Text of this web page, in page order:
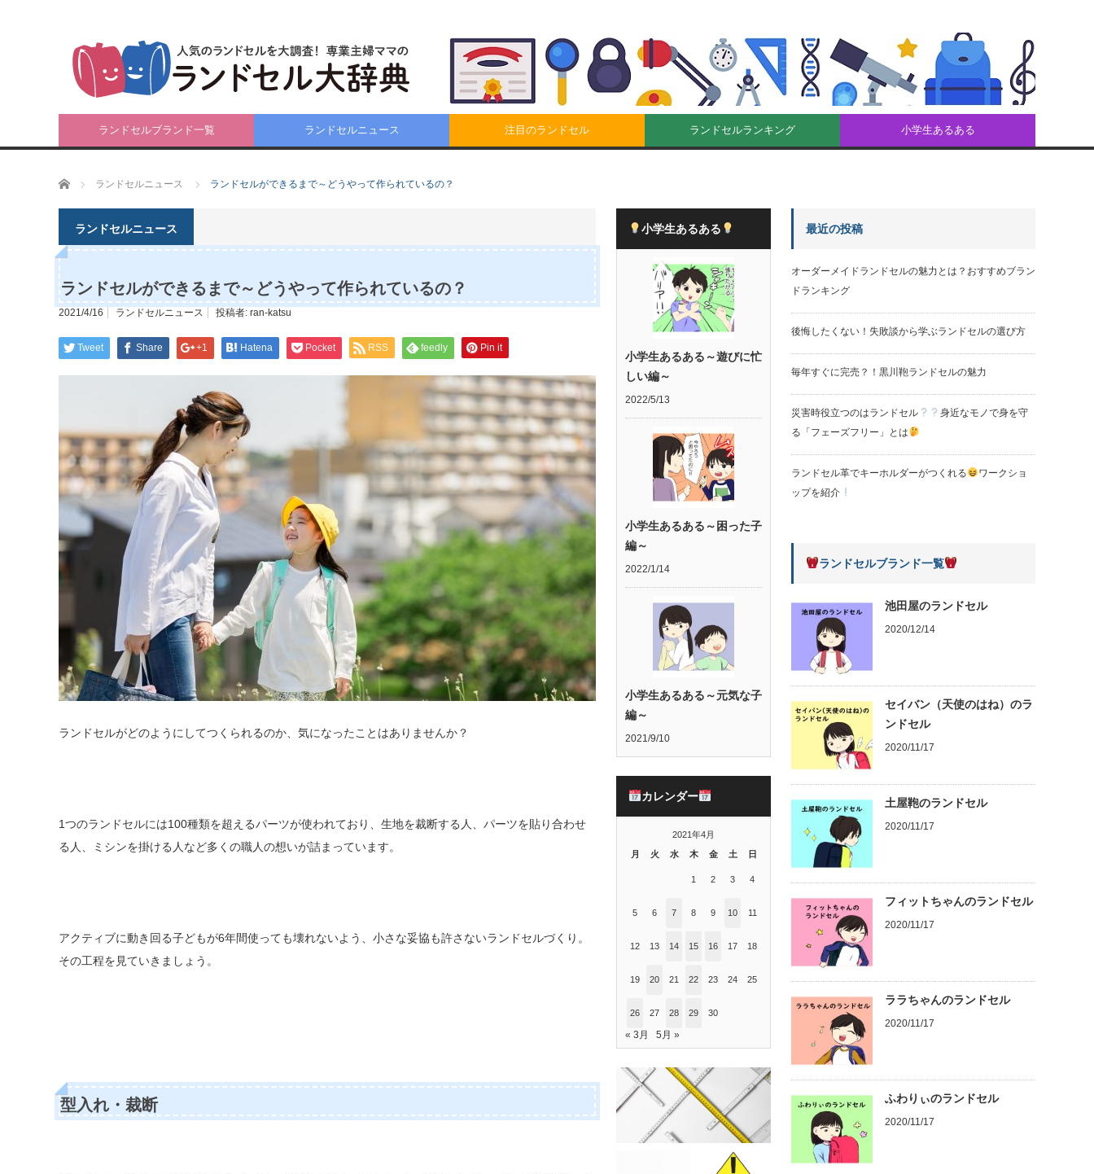
ランドセルブランド一覧 ランドセルニュース 注目のランドセル ランドセルランキング 小学生あるある
ホーム ランドセルニュース ランドセルができるまで～どうやって作られているの？
ランドセルニュース
ランドセルができるまで～どうやって作られているの？
2021/4/16 ランドセルニュース 投稿者: ran-katsu
Tweet Share +1 Hatena Pocket RSS feedly Pin it
ランドセルがどのようにしてつくられるのか、気になったことはありませんか？
1つのランドセルには100種類を超えるパーツが使われており、生地を裁断する人、パーツを貼り合わせ
る人、ミシンを掛ける人など多くの職人の想いが詰まっています。
アクティブに動き回る子どもが6年間使っても壊れないよう、小さな妥協も許さないランドセルづくり。
その工程を見ていきましょう。
型入れ・裁断
小学生あるある
小学生あるある～遊びに忙
しい編～
2022/5/13
小学生あるある～困った子
編～
2022/1/14
小学生あるある～元気な子
編～
2021/9/10
カレンダー
2021年4月
月
火 水 木 金 土 日
1 2 3 4
5 6 7 8 9 10 11
12 13 14 15 16 17 18
19 20 21 22 23 24 25
26 27 28 29 30
« 3月 5月 »
最近の投稿
オーダーメイドランドセルの魅力とは？おすすめブラン
ドランキング
後悔したくない！失敗談から学ぶランドセルの選び方
毎年すぐに完売？！黒川鞄ランドセルの魅力
災害時役立つのはランドセル
身近なモノで身を守
る「フェーズフリー」とは
ランドセル革でキーホルダーがつくれる
ワークショ
ップを紹介
ランドセルブランド一覧
池田屋のランドセル
2020/12/14
セイバン（天使のはね）のラ
ンドセル
2020/11/17
土屋鞄のランドセル
2020/11/17
フィットちゃんのランドセル
2020/11/17
ララちゃんのランドセル
2020/11/17
ふわりぃのランドセル
2020/11/17